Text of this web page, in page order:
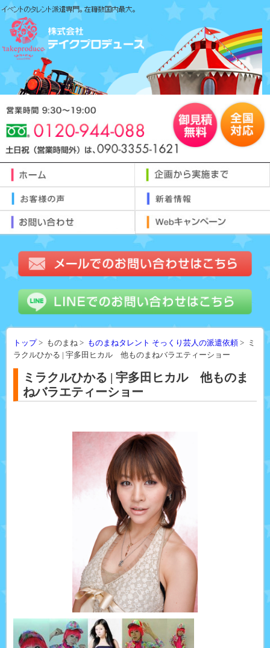
トップ> ものまね > ものまねタレント そっくり芸人の派遣依頼 > ミ
ラクルひかる | 宇多田ヒカル 他ものまねバラエティーショー
ミラクルひかる | 宇多田ヒカル 他ものま
ねバラエティーショー